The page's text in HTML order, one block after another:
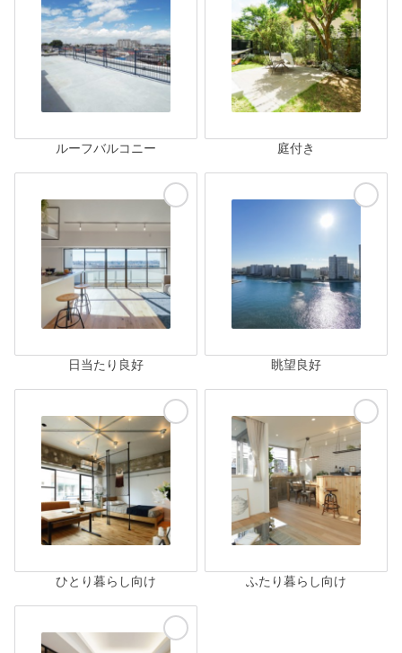
ルーフバルコニー 庭付き
日当たり良好 眺望良好
ひとり暮らし向け ふたり暮らし向け